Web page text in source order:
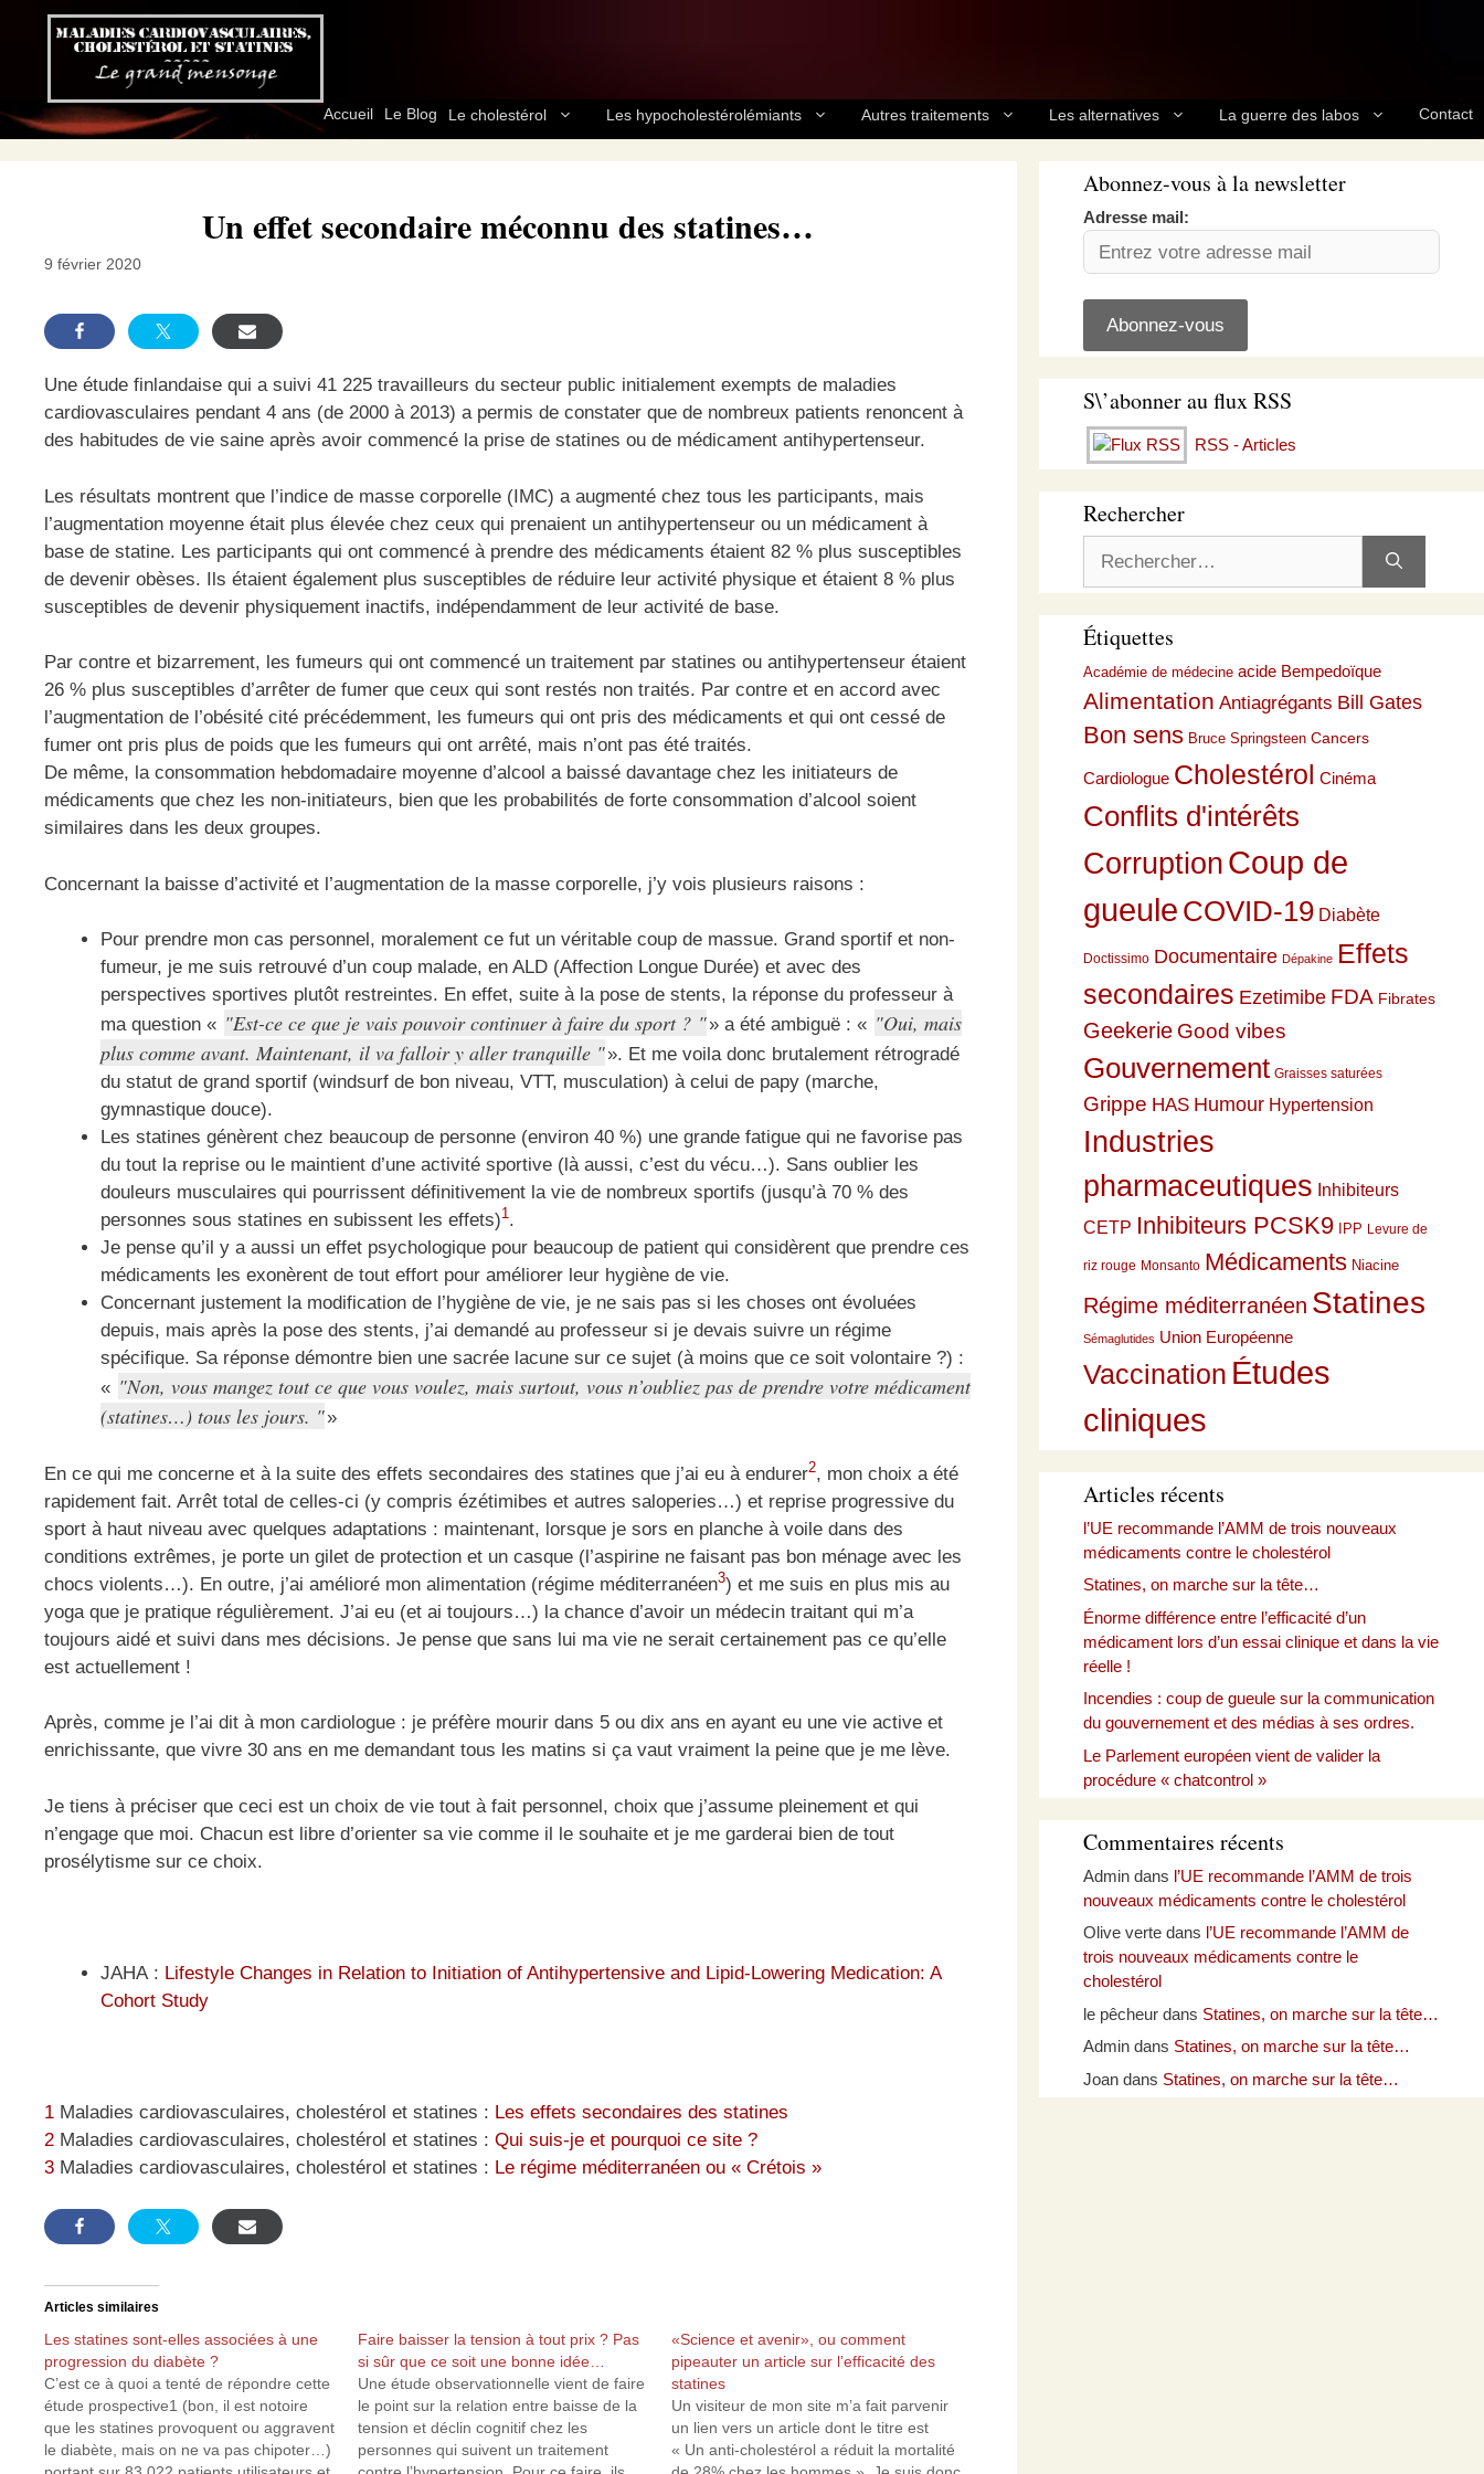
Accueil Le Blog Le cholestérol Les hypocholestérolémiants Autres traitements Les alternatives La guerre des labos Contact
Un effet secondaire méconnu des statines…
9 février 2020
Une étude finlandaise qui a suivi 41 225 travailleurs du secteur public initialement exempts de maladies
cardiovasculaires pendant 4 ans (de 2000 à 2013) a permis de constater que de nombreux patients renoncent à
des habitudes de vie saine après avoir commencé la prise de statines ou de médicament antihypertenseur.
Les résultats montrent que l’indice de masse corporelle (IMC) a augmenté chez tous les participants, mais
l’augmentation moyenne était plus élevée chez ceux qui prenaient un antihypertenseur ou un médicament à
base de statine. Les participants qui ont commencé à prendre des médicaments étaient 82 % plus susceptibles
de devenir obèses. Ils étaient également plus susceptibles de réduire leur activité physique et étaient 8 % plus
susceptibles de devenir physiquement inactifs, indépendamment de leur activité de base.
Par contre et bizarrement, les fumeurs qui ont commencé un traitement par statines ou antihypertenseur étaient
26 % plus susceptibles d’arrêter de fumer que ceux qui sont restés non traités. Par contre et en accord avec
l’augmentation de l’obésité cité précédemment, les fumeurs qui ont pris des médicaments et qui ont cessé de
fumer ont pris plus de poids que les fumeurs qui ont arrêté, mais n’ont pas été traités.
De même, la consommation hebdomadaire moyenne d’alcool a baissé davantage chez les initiateurs de
médicaments que chez les non-initiateurs, bien que les probabilités de forte consommation d’alcool soient
similaires dans les deux groupes.
Concernant la baisse d’activité et l’augmentation de la masse corporelle, j’y vois plusieurs raisons :
Pour prendre mon cas personnel, moralement ce fut un véritable coup de massue. Grand sportif et non-
fumeur, je me suis retrouvé d’un coup malade, en ALD (Affection Longue Durée) et avec des
perspectives sportives plutôt restreintes. En effet, suite à la pose de stents, la réponse du professeur à
ma question «
Est-ce ce que je vais pouvoir continuer à faire du sport ? » a été ambiguë : «
Oui, mais
plus comme avant. Maintenant, il va falloir y aller tranquille
». Et me voila donc brutalement rétrogradé
du statut de grand sportif (windsurf de bon niveau, VTT, musculation) à celui de papy (marche,
gymnastique douce).
Les statines génèrent chez beaucoup de personne (environ 40 %) une grande fatigue qui ne favorise pas
du tout la reprise ou le maintient d’une activité sportive (là aussi, c’est du vécu…). Sans oublier les
douleurs musculaires qui pourrissent définitivement la vie de nombreux sportifs (jusqu’à 70 % des
personnes sous statines en subissent les effets)1.
Je pense qu’il y a aussi un effet psychologique pour beaucoup de patient qui considèrent que prendre ces
médicaments les exonèrent de tout effort pour améliorer leur hygiène de vie.
Concernant justement la modification de l’hygiène de vie, je ne sais pas si les choses ont évoluées
depuis, mais après la pose des stents, j’ai demandé au professeur si je devais suivre un régime
spécifique. Sa réponse démontre bien une sacrée lacune sur ce sujet (à moins que ce soit volontaire ?) :
«
Non, vous mangez tout ce que vous voulez, mais surtout, vous n’oubliez pas de prendre votre médicament
(statines…) tous les jours.
»
En ce qui me concerne et à la suite des effets secondaires des statines que j’ai eu à endurer2, mon choix a été
rapidement fait. Arrêt total de celles-ci (y compris ézétimibes et autres saloperies…) et reprise progressive du
sport à haut niveau avec quelques adaptations : maintenant, lorsque je sors en planche à voile dans des
conditions extrêmes, je porte un gilet de protection et un casque (l’aspirine ne faisant pas bon ménage avec les
chocs violents…). En outre, j’ai amélioré mon alimentation (régime méditerranéen3) et me suis en plus mis au
yoga que je pratique régulièrement. J’ai eu (et ai toujours…) la chance d’avoir un médecin traitant qui m’a
toujours aidé et suivi dans mes décisions. Je pense que sans lui ma vie ne serait certainement pas ce qu’elle
est actuellement !
Après, comme je l’ai dit à mon cardiologue : je préfère mourir dans 5 ou dix ans en ayant eu une vie active et
enrichissante, que vivre 30 ans en me demandant tous les matins si ça vaut vraiment la peine que je me lève.
Je tiens à préciser que ceci est un choix de vie tout à fait personnel, choix que j’assume pleinement et qui
n’engage que moi. Chacun est libre d’orienter sa vie comme il le souhaite et je me garderai bien de tout
prosélytisme sur ce choix.
JAHA : Lifestyle Changes in Relation to Initiation of Antihypertensive and Lipid‐Lowering Medication: A
Cohort Study
1 Maladies cardiovasculaires, cholestérol et statines : Les effets secondaires des statines
2 Maladies cardiovasculaires, cholestérol et statines : Qui suis-je et pourquoi ce site ?
3 Maladies cardiovasculaires, cholestérol et statines : Le régime méditerranéen ou « Crétois »
Articles similaires
Les statines sont-elles associées à une
progression du diabète ?
C’est ce à quoi a tenté de répondre cette
étude prospective1 (bon, il est notoire
que les statines provoquent ou aggravent
le diabète, mais on ne va pas chipoter…)
Faire baisser la tension à tout prix ? Pas
si sûr que ce soit une bonne idée…
Une étude observationnelle vient de faire
le point sur la relation entre baisse de la
tension et déclin cognitif chez les
personnes qui suivent un traitement
«Science et avenir», ou comment
pipeauter un article sur l’efficacité des
statines
Un visiteur de mon site m’a fait parvenir
un lien vers un article dont le titre est
« Un anti-cholestérol a réduit la mortalité
Abonnez-vous à la newsletter
Adresse mail:
S\’abonner au flux RSS
RSS - Articles
Rechercher
Étiquettes
Académie de médecine acide Bempedoïque
Alimentation Antiagrégants Bill Gates
Bon sens Bruce Springsteen Cancers
Cardiologue Cholestérol Cinéma
Conflits d'intérêts
CorruptionCoup de
gueule COVID-19 Diabète
Doctissimo Documentaire Dépakine Effets
secondaires Ezetimibe FDA Fibrates
Geekerie Good vibes
Gouvernement Graisses saturées
Grippe HAS Humour Hypertension
Industries
pharmaceutiques Inhibiteurs
CETP Inhibiteurs PCSK9 IPP Levure de
riz rouge Monsanto Médicaments Niacine
Régime méditerranéen Statines
Sémaglutides Union Européenne
Vaccination Études
cliniques
Articles récents
l’UE recommande l’AMM de trois nouveaux
médicaments contre le cholestérol
Statines, on marche sur la tête…
Énorme différence entre l’efficacité d’un
médicament lors d’un essai clinique et dans la vie
réelle !
Incendies : coup de gueule sur la communication
du gouvernement et des médias à ses ordres.
Le Parlement européen vient de valider la
procédure « chatcontrol »
Commentaires récents
Admindans l’UE recommande l’AMM de trois
nouveaux médicaments contre le cholestérol
Olive vertedans l’UE recommande l’AMM de
trois nouveaux médicaments contre le
cholestérol
le pêcheurdans Statines, on marche sur la tête…
Admindans Statines, on marche sur la tête…
Joandans Statines, on marche sur la tête…